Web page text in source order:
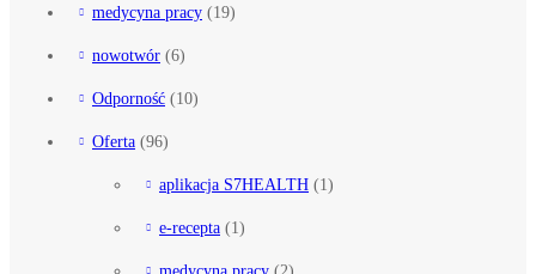
medycyna pracy (19)
nowotwór (6)
Odporność (10)
Oferta (96)
aplikacja S7HEALTH (1)
e-recepta (1)